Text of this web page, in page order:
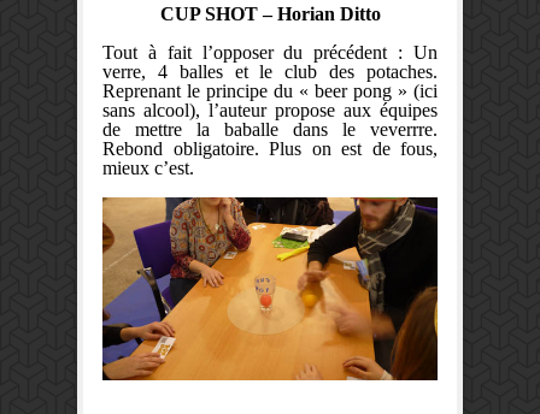
CUP SHOT – Horian Ditto
Tout à fait l’opposer du précédent : Un
verre, 4 balles et le club des potaches.
Reprenant le principe du « beer pong » (ici
sans alcool), l’auteur propose aux équipes
de mettre la baballe dans le veverrre.
Rebond obligatoire. Plus on est de fous,
mieux c’est.